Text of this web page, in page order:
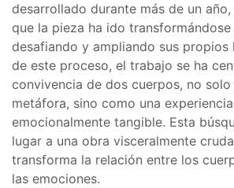
desarrollado durante más de un
que la pieza ha ido
desafiando y ampliando sus propios
de este proceso, el trabajo se ha
convivencia de dos cuerpos, no solo
metáfora, sino como una
emocionalmente tangible. Esta
lugar a una obra visceralmente
transforma la relación entre los
las emociones.